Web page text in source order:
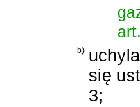
b) uchyla
się
3;